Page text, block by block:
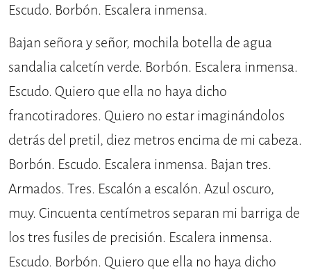
Escudo. Borbón. Escalera inmensa.
Bajan señora y señor, mochila botella de agua
sandalia calcetín verde. Borbón. Escalera inmensa.
Escudo. Quiero que ella no haya dicho
francotiradores. Quiero no estar imaginándolos
detrás del pretil, diez metros encima de mi cabeza.
Borbón. Escudo. Escalera inmensa. Bajan tres.
Armados. Tres. Escalón a escalón. Azul oscuro,
muy. Cincuenta centímetros separan mi barriga de
los tres fusiles de precisión. Escalera inmensa.
Escudo. Borbón. Quiero que ella no haya dicho